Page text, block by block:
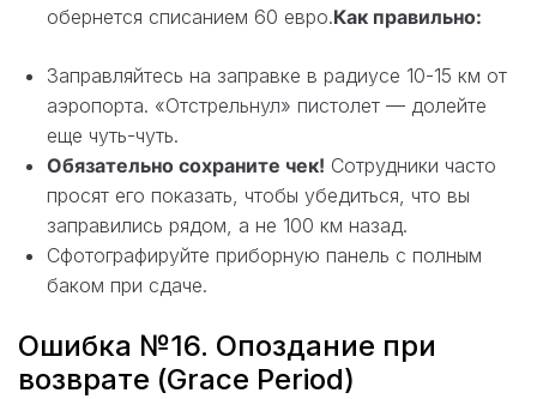
обернется списанием 60 евро.Как правильно:
Заправляйтесь на заправке в радиусе 10-15 км от
аэропорта. «Отстрельнул» пистолет — долейте
еще чуть-чуть.
Обязательно сохраните чек! Сотрудники часто
просят его показать, чтобы убедиться, что вы
заправились рядом, а не 100 км назад.
Сфотографируйте приборную панель с полным
баком при сдаче.
Ошибка №16. Опоздание при
возврате (Grace Period)